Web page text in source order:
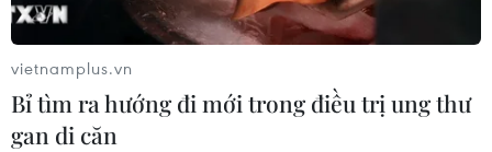
vietnamplus.vn
Bỉ tìm ra hướng đi mới trong điều trị ung thư
gan di căn